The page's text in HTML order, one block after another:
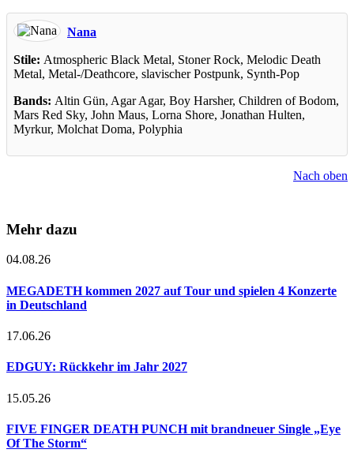
Nana
Stile: Atmospheric Black Metal, Stoner Rock, Melodic Death
Metal, Metal-/Deathcore, slavischer Postpunk, Synth-Pop
Bands: Altin Gün, Agar Agar, Boy Harsher, Children of Bodom,
Mars Red Sky, John Maus, Lorna Shore, Jonathan Hulten,
Myrkur, Molchat Doma, Polyphia
Nach oben
Mehr dazu
04.08.26
MEGADETH kommen 2027 auf Tour und spielen 4 Konzerte
in Deutschland
17.06.26
EDGUY: Rückkehr im Jahr 2027
15.05.26
FIVE FINGER DEATH PUNCH mit brandneuer Single „Eye
Of The Storm“